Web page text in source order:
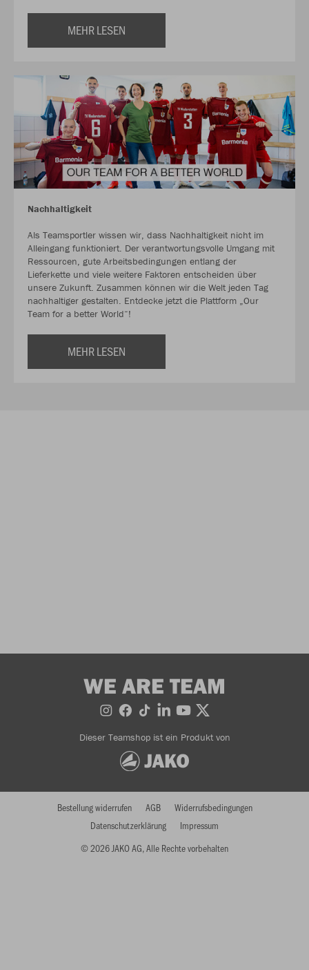
MEHR LESEN
Nachhaltigkeit
Als Teamsportler wissen wir, dass Nachhaltigkeit nicht im
Alleingang funktioniert. Der verantwortungsvolle Umgang mit
Ressourcen, gute Arbeitsbedingungen entlang der
Lieferkette und viele weitere Faktoren entscheiden über
unsere Zukunft. Zusammen können wir die Welt jeden Tag
nachhaltiger gestalten. Entdecke jetzt die Plattform „Our
Team for a better World“!
MEHR LESEN
WE ARE TEAM
Dieser Teamshop ist ein Produkt von
© 2026 JAKO AG, Alle Rechte vorbehalten
Bestellung widerrufen AGB
Widerrufsbedingungen
Datenschutzerklärung
Impressum